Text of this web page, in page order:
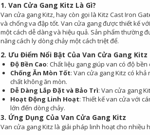
1. Van Cửa Gang Kitz Là Gì?
Van cửa gang Kitz, hay còn gọi là Kitz Cast Iron
và chống va đập tốt. Van cửa gang được thiết kế
một cách dễ dàng và hiệu quả. Sản phẩm thường
năng cách ly dòng chảy một cách triệt để.
2. Ưu Điểm Nổi Bật Của Van Cửa Gang Kitz
Độ Bền Cao: Chất liệu gang giúp van có độ
Chống Ăn Mòn Tốt: Van cửa gang Kitz có
chất không ăn mòn.
Dễ Dàng Lắp Đặt và Bảo Trì: Van cửa gang
Hoạt Động Linh Hoạt: Thiết kế van cửa với
lớn đến dòng chảy.
3. Ứng Dụng Của Van Cửa Gang Kitz
Van cửa gang Kitz là giải pháp linh hoạt cho nhiều